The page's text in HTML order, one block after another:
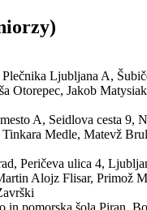
Ljubljana A,
Otorepec, Jakob
A, Seidlova cesta 9,
Medle, Matevž
Peričeva ulica 4,
Alojz Flisar, Primož
in pomorska šola Piran,